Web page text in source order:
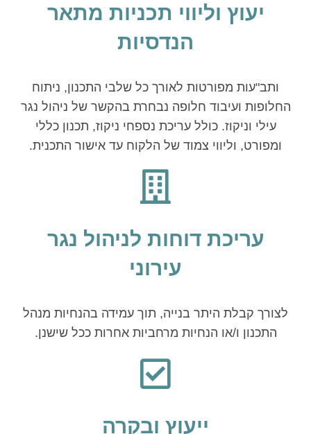
יעוץ וליווי תכניות מתאר
הנדסיות
ותב"עות מפורטות לאורך כל שלבי התכנון, ניתוח
החלופות ועיבוד חלופה נבחרת בהקשר של ניהול נגר
עילי וניקוז. כולל עריכת נספחי ניקוז, תכנון כללי
ומפורט, וליווי צמוד של הלקוח עד אישור התכנית.
עריכת דוחות לניהול נגר
עירוני
לצורך קבלת היתר בנייה, תוך עמידה בהנחיות מנהל
התכנון ו/או הנחיות מרחביות אחרות ככל שישנן.
ייעוץ ובקרה